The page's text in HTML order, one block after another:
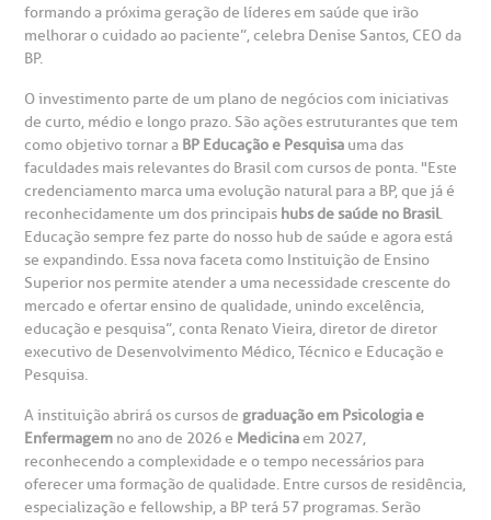
Fale Conosco
BP Mirante
Saiba mais
Endereço:
R. Martiniano de Carvalho, 965
CEP: 01323-001 | Bela Vista
São Paulo - SP
social
a BP
Conosco
de Benchmarking
Centro de Doenças Autoimunes
de orçamento particular
de veracidade de atestado
atendimento
Cirurgia
frequentes
formando a próxima geração de líderes em saúde que irão
melhorar o cuidado ao paciente”, celebra Denise Santos, CEO da
BP.
O investimento parte de um plano de negócios com iniciativas
de curto, médio e longo prazo. São ações estruturantes que tem
como objetivo tornar a BP Educação e Pesquisa uma das
faculdades mais relevantes do Brasil com cursos de ponta. "Este
credenciamento marca uma evolução natural para a BP, que já é
reconhecidamente um dos principais hubs de saúde no Brasil.
Educação sempre fez parte do nosso hub de saúde e agora está
se expandindo. Essa nova faceta como Instituição de Ensino
Superior nos permite atender a uma necessidade crescente do
mercado e ofertar ensino de qualidade, unindo excelência,
educação e pesquisa”, conta Renato Vieira, diretor de diretor
executivo de Desenvolvimento Médico, Técnico e Educação e
Pesquisa.
A instituição abrirá os cursos de graduação em Psicologia e
Enfermagem no ano de 2026 e Medicinaem 2027,
reconhecendo a complexidade e o tempo necessários para
oferecer uma formação de qualidade. Entre cursos de residência,
especialização e fellowship, a BP terá 57 programas. Serão